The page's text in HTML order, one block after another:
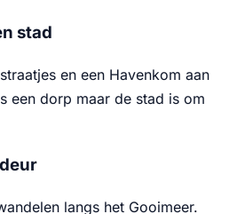
stad
en een Havenkom aan
een dorp maar de stad is om
langs het Gooimeer.